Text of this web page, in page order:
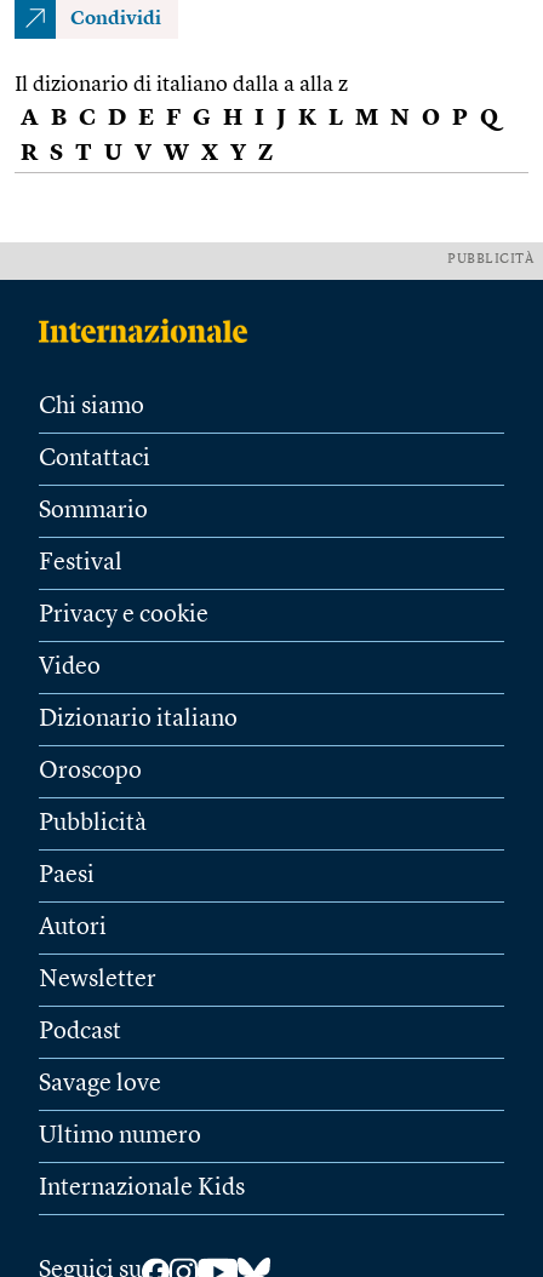
Condividi
Il dizionario di italiano dalla a alla z
A B C D E F G H I J K L M N O P Q
R S T U V W X Y Z
PUBBLICITÀ
Chi siamo
Contattaci
Sommario
Festival
Privacy e cookie
Video
Dizionario italiano
Oroscopo
Pubblicità
Paesi
Autori
Newsletter
Podcast
Savage love
Ultimo numero
Internazionale Kids
Seguici su